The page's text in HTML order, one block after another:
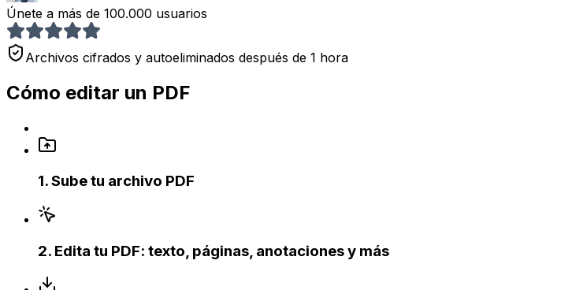
Únete a más de 100.000 usuarios
Archivos cifrados y autoeliminados después de 1 hora
Cómo editar un PDF
1.Sube tu archivo PDF
2. Edita tu PDF: texto, páginas, anotaciones y más